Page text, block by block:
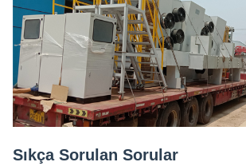
Sıkça Sorulan Sorular